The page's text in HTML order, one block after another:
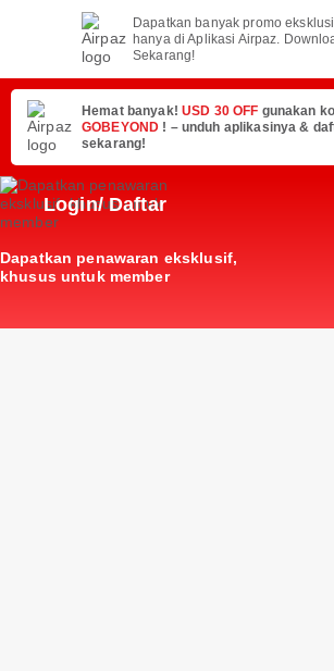
Dapatkan banyak promo
hanya di Aplikasi Airpaz.
Sekarang!
Hemat banyak! USD 30 OFF gunakan
GOBEYOND ! – unduh aplikasinya &
sekarang!
Login/ Daftar
Dapatkan penawaran eksklusif,
khusus untuk member